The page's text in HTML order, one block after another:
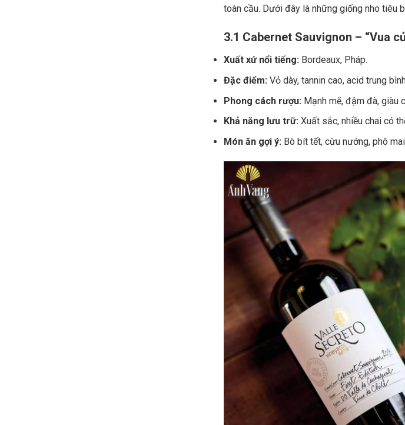
toàn cầu. Dưới đây là những giống nho tiêu
3.1 Cabernet Sauvignon – “Vua
Xuất xứ nổi tiếng:Bordeaux, Pháp.
Đặc điểm:Vỏ dày, tannin cao, acid trung
Phong cách rượu: Mạnh mẽ, đậm đà, giàu
Khả năng lưu trữ:Xuất sắc, nhiều chai có
Món ăn gợi ý: Bò bít tết, cừu nướng, phô